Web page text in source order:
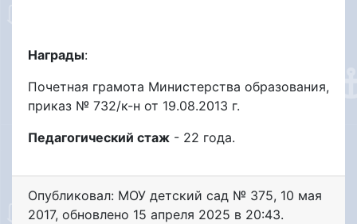
Награды:
Почетная грамота Министерства образования,
приказ № 732/к-н от 19.08.2013 г.
Педагогический стаж - 22 года.
Опубликовал: МОУ детский сад № 375, 10 мая
2017, обновлено 15 апреля 2025 в 20:43.